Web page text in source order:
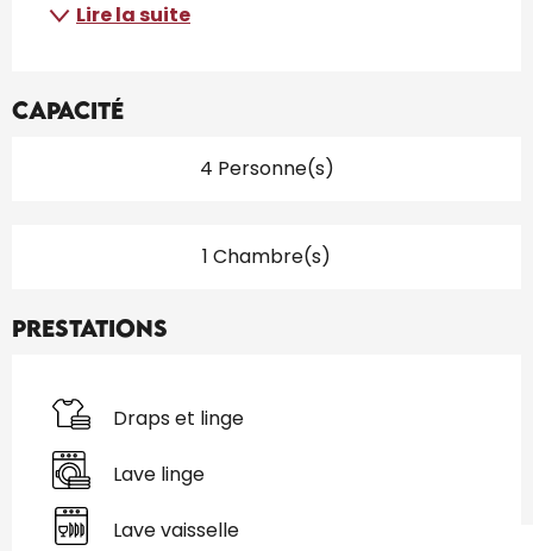
Lire la suite
Capacité
4 Personne(s)
1 Chambre(s)
Prestations
Draps et linge
Lave linge
Lave vaisselle